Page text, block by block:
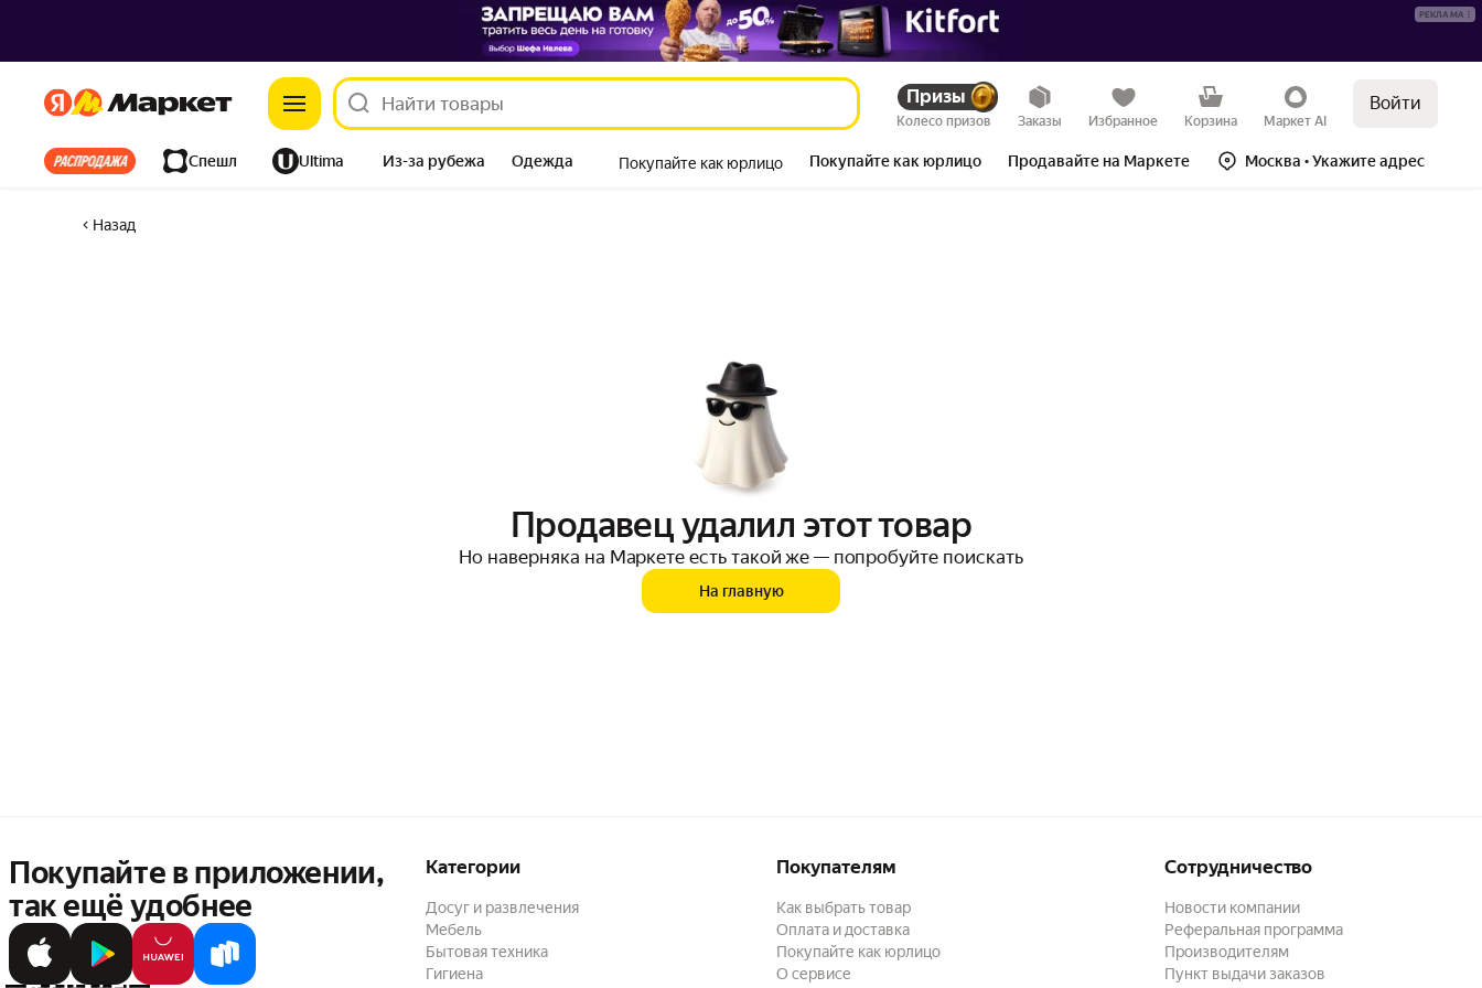
ЯндексЯндекс Призы
Колесо призов Заказы Избранное Корзина Маркет AI
Войти
Все хиты Спешл Ultima Из-за рубежа Одежда Покупайте как юрлицо Покупайте как юрлицо Продавайте на Маркете Москва • Укажите адрес
РЕКЛАМА
Назад
Продавец удалил этот товар
Но наверняка на Маркете есть такой же — попробуйте поискать
На главную
Покупайте в приложении,
так ещё удобнее
Категории
Досуг и развлечения
Мебель
Бытовая техника
Гигиена
Покупателям
Как выбрать товар
Оплата и доставка
Покупайте как юрлицо
О сервисе
Сотрудничество
Новости компании
Реферальная программа
Производителям
Пункт выдачи заказов